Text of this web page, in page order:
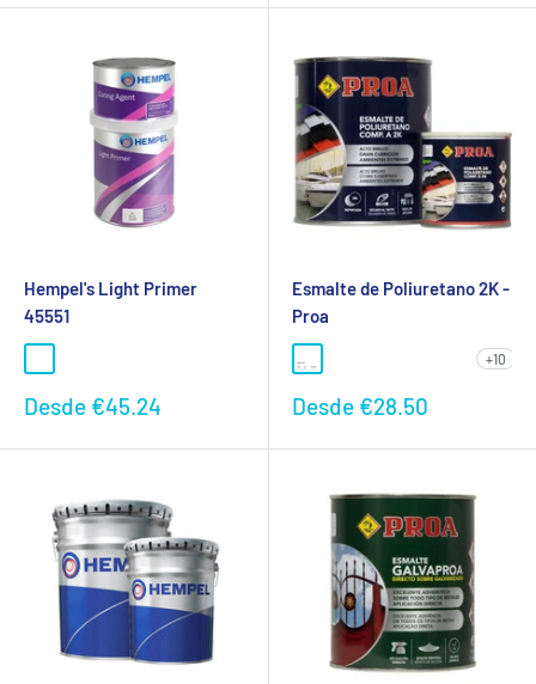
Hempel's Light Primer
45551
Preço
Desde €45.24
Esmalte de Poliuretano 2K -
Proa
+10
Preço
Desde €28.50